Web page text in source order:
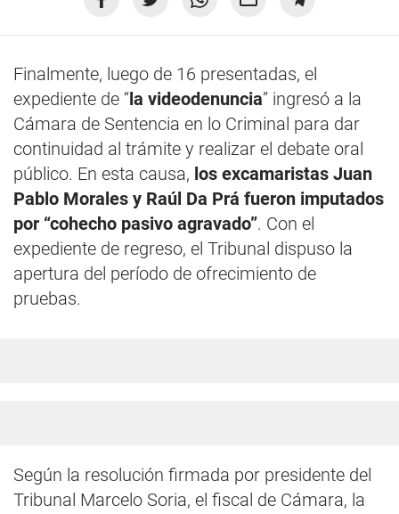
Finalmente, luego de 16 presentadas, el
expediente de “ la videodenuncia” ingresó a la
Cámara de Sentencia en lo Criminal para dar
continuidad al trámite y realizar el debate oral
público. En esta causa, los excamaristas Juan
Pablo Morales y Raúl Da Prá fueron imputados
por “cohecho pasivo agravado”. Con el
expediente de regreso, el Tribunal dispuso la
apertura del período de ofrecimiento de
pruebas.
Según la resolución firmada por presidente del
Tribunal Marcelo Soria, el fiscal de Cámara, la